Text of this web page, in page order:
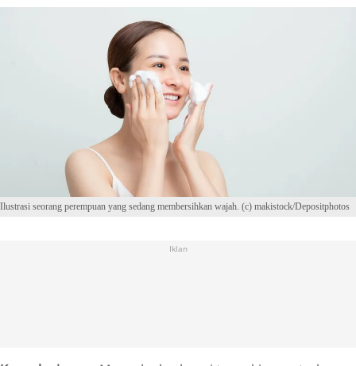
Ilustrasi seorang perempuan yang sedang membersihkan wajah. (c) makistock/Depositphotos
Iklan